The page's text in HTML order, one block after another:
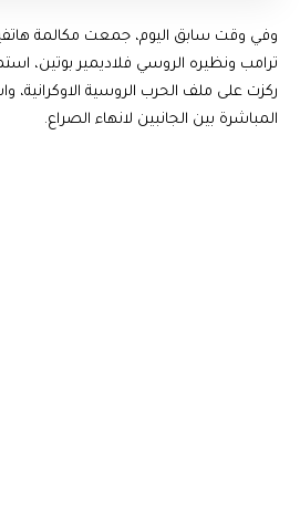
وفي وقت سابق اليوم، جمعت مكالمة
ترامب ونظيره الروسي فلاديمير بوتين،
ركزت على ملف الحرب الروسية الاوكرانية،
المباشرة بين الجانبين لانهاء الصراع.